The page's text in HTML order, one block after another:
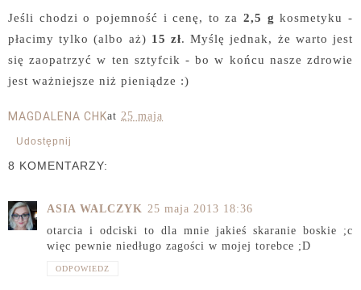
Jeśli chodzi o pojemność i cenę, to za2,5 g kosmetyku -
płacimy tylko (albo aż) 15 zł. Myślę jednak, że warto jest
się zaopatrzyć w ten sztyfcik - bo w końcu nasze zdrowie
jest ważniejsze niż pieniądze :)
MAGDALENA CHKat 25 maja
Udostępnij
8 KOMENTARZY:
ASIA WALCZYK 25 maja 2013 18:36
otarcia i odciski to dla mnie jakieś skaranie boskie ;c
więc pewnie niedługo zagości w mojej torebce ;D
ODPOWIEDZ